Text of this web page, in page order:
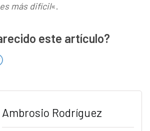
más difícil«.
este artículo?
Ambrosio Rodríguez